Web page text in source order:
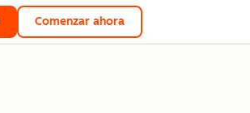
Comenzar ahora